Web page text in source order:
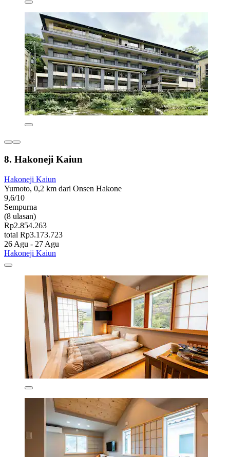
8. Hakoneji Kaiun
Hakoneji Kaiun
Yumoto, 0,2 km dari Onsen Hakone
9,6/10
Sempurna
(8 ulasan)
Rp2.854.263
total Rp3.173.723
26 Agu - 27 Agu
Hakoneji Kaiun